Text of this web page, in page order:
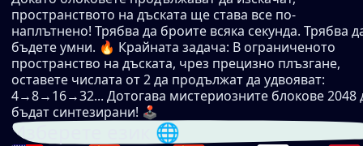
пространството на дъската ще става все по-
наплътнено! Трябва да броите всяка секунда. Трябва
бъдете умни. 🔥 Крайната задача: В ограниченото
пространство на дъската, чрез прецизно плъзгане,
оставете числата от 2 да продължат да удвояват:
4→8→16→32... Дотогава мистериозните блокове 2048
бъдат синтезирани! 🕹
Изберете език 🌐